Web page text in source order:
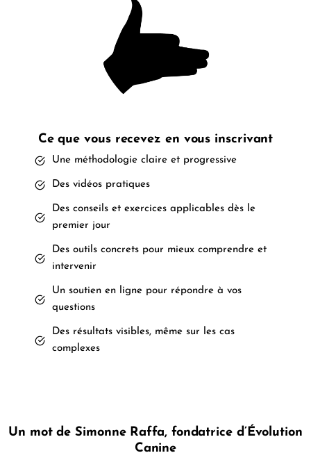
Ce que vous recevez en vous inscrivant
Une méthodologie claire et progressive
Des vidéos pratiques
Des conseils et exercices applicables dès le
premier jour
Des outils concrets pour mieux comprendre et
intervenir
Un soutien en ligne pour répondre à vos
questions
Des résultats visibles, même sur les cas
complexes
Un mot de Simonne Raffa, fondatrice d’Évolution
Canine